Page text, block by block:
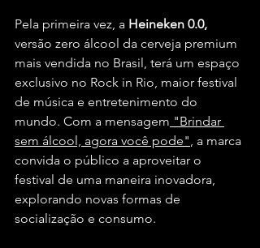
Pela primeira vez, a Heineken 0.0,
versão zero álcool da cerveja premium
mais vendida no Brasil, terá um espaço
exclusivo no Rock in Rio, maior festival
de música e entretenimento do
mundo. Com a mensagem "Brindar
sem álcool, agora você pode" , a marca
convida o público a aproveitar o
festival de uma maneira inovadora,
explorando novas formas de
socialização e consumo.